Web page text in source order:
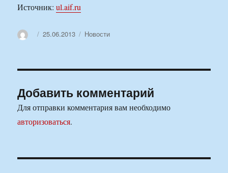
Источник:ul.aif.ru
АвторОпубликовано
25.06.2013 Рубрики
Новости
Добавить комментарий
Для отправки комментария вам необходимо
авторизоваться.